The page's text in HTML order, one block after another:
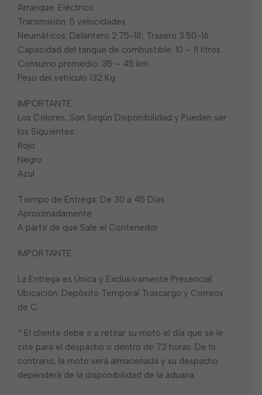
Arranque: Eléctrico
Transmisión: 5 velocidades
Neumáticos: Delantero 2.75-18; Trasero 3.50-16
Capacidad del tanque de combustible: 10 – 11 litros
Consumo promedio: 35 – 45 km
Peso del vehículo 132 Kg
IMPORTANTE:
Los Colores, Son Según Disponibilidad y Pueden ser
los Siguientes:
Rojo
Negro
Azul
Tiempo de Entrega: De 30 a 45 Días
Aproximadamente
A partir de que Sale el Contenedor
IMPORTANTE
La Entrega es Única y Exclusivamente Presencial.
Ubicación: Depósito Temporal Trascargo y Correos
de C.
* El cliente debe ir a retirar su moto el día que se le
cite para el despacho o dentro de 72 horas. De lo
contrario, la moto será almacenada y su despacho
dependerá de la disponibilidad de la aduana.